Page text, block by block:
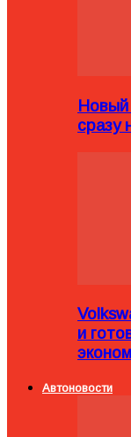
Новый
сразу
и
Автоновости